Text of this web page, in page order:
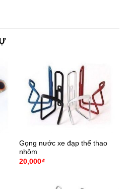
Gọng nước xe đạp thể thao
nhôm
20,000₫